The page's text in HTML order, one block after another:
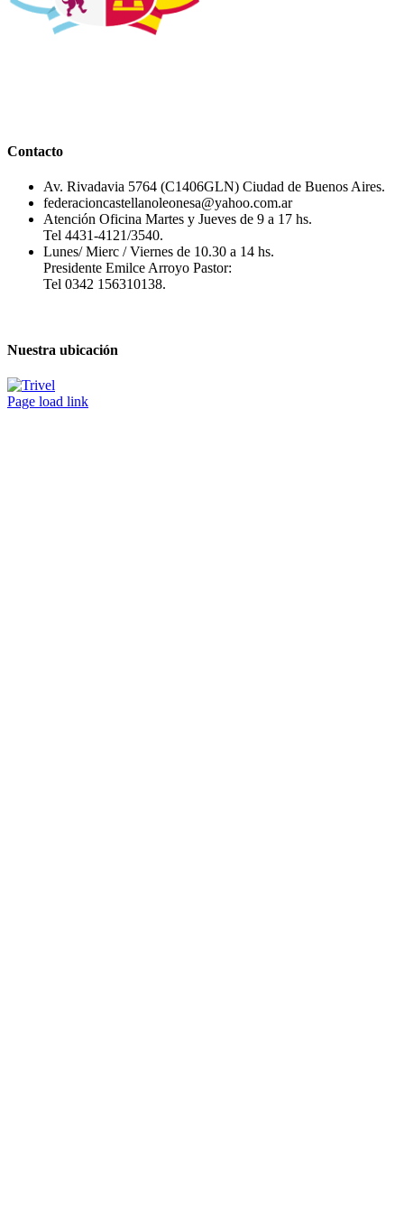
Contacto
Av. Rivadavia 5764 (C1406GLN) Ciudad de Buenos Aires.
federacioncastellanoleonesa@yahoo.com.ar
Atención Oficina Martes y Jueves de 9 a 17 hs.
Tel 4431-4121/3540.
Lunes/ Mierc / Viernes de 10.30 a 14 hs.
Presidente Emilce Arroyo Pastor:
Tel 0342 156310138.
Nuestra ubicación
Page load link